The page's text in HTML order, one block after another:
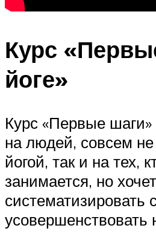
Курс
йоге»
Курс «Первые шаги»
на людей, совсем
йогой, так и на тех,
занимается, но хочет
систематизировать
усовершенствовать